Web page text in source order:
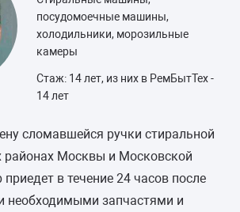
посудомоечные машины,
холодильники, морозильные
камеры
Стаж: 14 лет, из них в РемБытТех -
14 лет
сломавшейся ручки стиральной
Москвы и Московской
в течение 24 часов после
необходимыми запчастями и